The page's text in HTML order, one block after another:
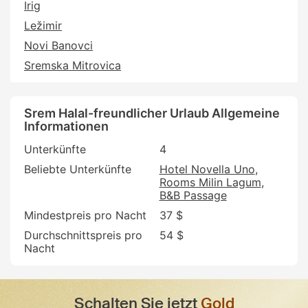
Irig
Ležimir
Novi Banovci
Sremska Mitrovica
Srem Halal-freundlicher Urlaub Allgemeine
Informationen
Unterkünfte
4
Beliebte Unterkünfte
Hotel Novella Uno
Rooms Milin Lagum
B&B Passage
Mindestpreis pro Nacht
37 $
Durchschnittspreis pro
Nacht
54 $
Schalten Sie jetzt Gold